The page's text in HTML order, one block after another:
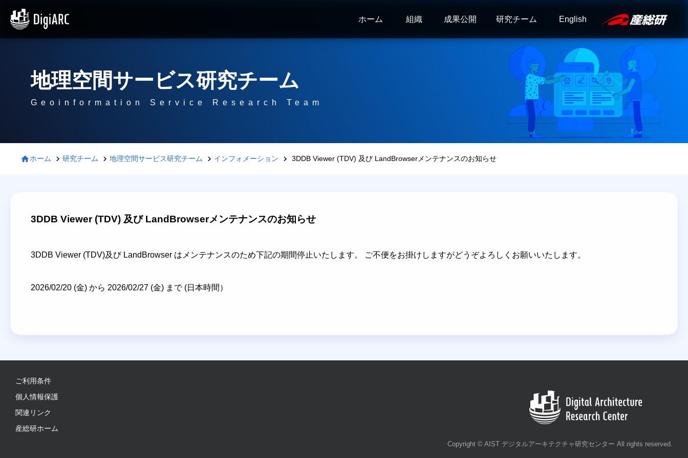
ホーム 組織 成果公開 研究チーム English
地理空間サービス研究チーム
Geoinformation Service Research Team
ホーム 研究チーム 地理空間サービス研究チーム インフォメーション 3DDB Viewer (TDV) 及び LandBrowserメンテナンスのお知らせ
3DDB Viewer (TDV) 及び LandBrowserメンテナンスのお知らせ
3DDB Viewer (TDV)及び LandBrowser はメンテナンスのため下記の期間停止いたします。 ご不便をお掛けしますがどうぞよろしくお願いいたします。
2026/02/20 (金) から 2026/02/27 (金) まで (日本時間）
ご利用条件
個人情報保護
関連リンク
産総研ホーム
Copyright © AIST デジタルアーキテクチャ研究センター All rights reserved.